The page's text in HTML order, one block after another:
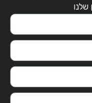
שלנו